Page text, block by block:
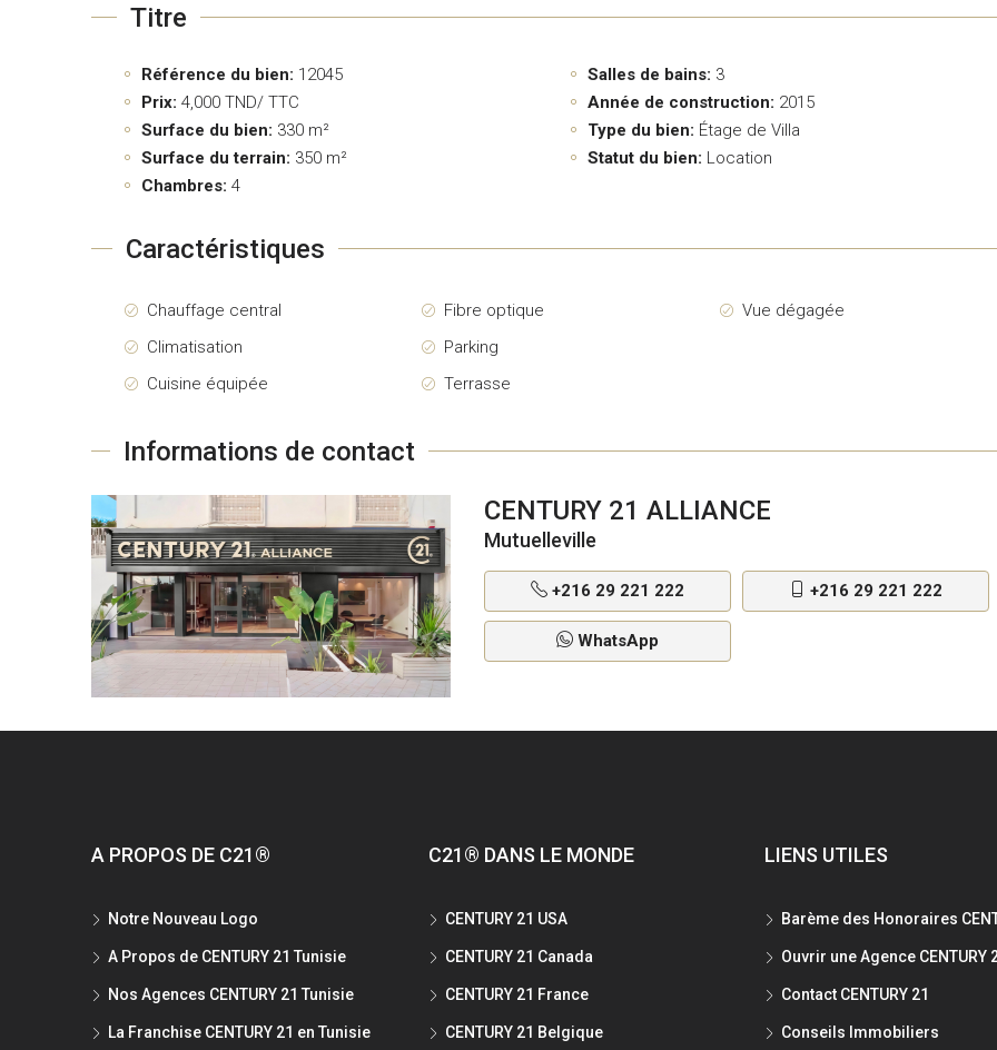
Titre
Référence du bien: 12045
Prix: 4,000 TND/ TTC
Surface du bien: 330 m²
Surface du terrain: 350 m²
Chambres: 4
Salles de bains: 3
Année de construction: 2015
Type du bien: Étage de Villa
Statut du bien: Location
Caractéristiques
Chauffage central
Climatisation
Cuisine équipée
Fibre optique
Parking
Terrasse
Vue dégagée
Informations de contact
CENTURY 21 ALLIANCE
Mutuelleville
+216 29 221 222 +216 29 221 222
WhatsApp
A PROPOS DE C21®
Notre Nouveau Logo
A Propos de CENTURY 21 Tunisie
Nos Agences CENTURY 21 Tunisie
La Franchise CENTURY 21 en Tunisie
C21® DANS LE MONDE
CENTURY 21 USA
CENTURY 21 Canada
CENTURY 21 France
CENTURY 21 Belgique
LIENS UTILES
Barème des Honoraires
Ouvrir une Agence CENTURY
Contact CENTURY 21
Conseils Immobiliers